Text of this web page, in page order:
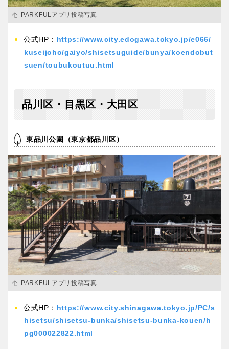
PARKFULアプリ投稿写真
公式HP： https://www.city.edogawa.tokyo.jp/e066/
kuseijoho/gaiyo/shisetsuguide/bunya/koendobut
suen/toubukoutuu.html
品川区・目黒区・大田区
東品川公園（東京都品川区）
PARKFULアプリ投稿写真
公式HP： https://www.city.shinagawa.tokyo.jp/PC/s
hisetsu/shisetsu-bunka/shisetsu-bunka-kouen/h
pg000022822.html